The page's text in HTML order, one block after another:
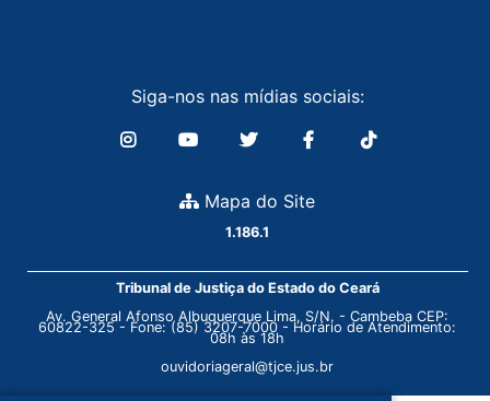
Siga-nos nas mídias sociais:
Mapa do Site
1.186.1
Tribunal de Justiça do Estado do Ceará
Av. General Afonso Albuquerque Lima, S/N. - Cambeba CEP:
60822-325 - Fone: (85) 3207-7000 - Horário de Atendimento:
08h às 18h
ouvidoriageral@tjce.jus.br